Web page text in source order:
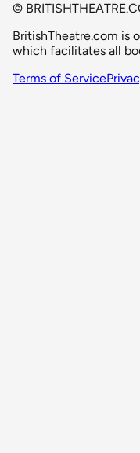
©
BritishTheatre.com is
which facilitates all
Terms of Service